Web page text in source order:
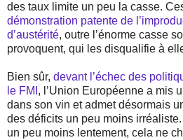
des taux limite un peu la casse.
démonstration patente de
d’austérité, outre l’énorme casse
provoquent, qui les disqualifie à
Bien sûr, devant l’échec des
le FMI , l’Union Européenne a mis
dans son vin et admet désormais
des déficits un peu moins
un peu moins lentement, cela ne